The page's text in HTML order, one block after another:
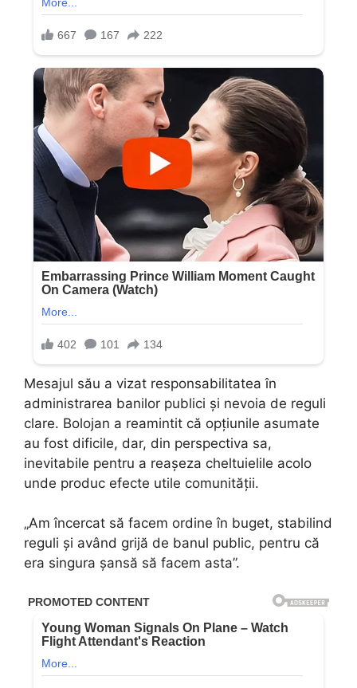
Mesajul său a vizat responsabilitatea în
administrarea banilor publici și nevoia de reguli
clare. Bolojan a reamintit că opțiunile asumate
au fost dificile, dar, din perspectiva sa,
inevitabile pentru a reașeza cheltuielile acolo
unde produc efecte utile comunității.
„Am încercat să facem ordine în buget, stabilind
reguli și având grijă de banul public, pentru că
era singura șansă să facem asta”.